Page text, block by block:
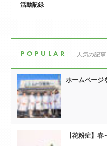
活動記録
POPULAR 人気の記事
ホームページ
【花粉症】春